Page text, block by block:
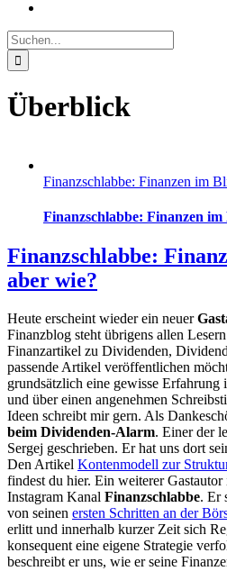
Suche
nach:
Überblick
Finanzschlabbe: Finanzen im
Finanzschlabbe: Finanzen
Finanzschlabbe:
aber wie?
Heute erscheint wieder ein neuer
Finanzblog steht übrigens allen
Finanzartikel zu Dividenden,
passende Artikel veröffentlichen
grundsätzlich eine gewisse Erfahrung
und über einen angenehmen
Ideen schreibt mir gern. Als
beim Dividenden-Alarm. Einer der
Sergej geschrieben. Er hat uns dort
Den Artikel Kontenmodell zur
findest du hier. Ein weiterer Gastautor
Instagram Kanal Finanzschlabbe. Er
von seinen ersten Schritten an der
erlitt und innerhalb kurzer Zeit sich
konsequent eine eigene Strategie
beschreibt er uns, wie er seine